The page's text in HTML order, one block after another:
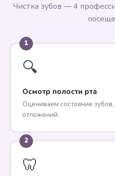
Чистка зубов — 4
1
🔍
Осмотр полости рта
Оцениваем состояние
отложений.
2
🦷